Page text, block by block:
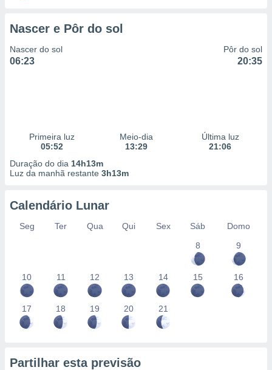
Nascer e Pôr do sol
Nascer do sol
06:23
Pôr do sol
20:35
Primeira luz
05:52
Meio-dia
13:29
Última luz
21:06
Duração do dia 14h13m
Luz da manhã restante 3h13m
Calendário Lunar
Seg Ter Qua Qui Sex Sáb
Domo
8
9
10 11 12 13 14 15 16
17 18 19 20 21
Partilhar esta previsão